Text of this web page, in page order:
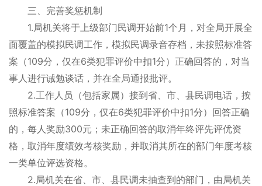
三、完善奖惩机制
1.局机关将于上级部门民调开始前1个月，对全局开展全
面覆盖的模拟民调工作，模拟民调录音存档，未按照标准答
案（109分，仅在6类犯罪评价中扣1分）正确回答的，对当
事人进行诫勉谈话，并在全局通报批评。
2.工作人员（包括家属）接到省、市、县民调电话，按
照标准答案（109分，仅在6类犯罪评价中扣1分）回答正确
的，每人奖励300元；未正确回答的取消年终评先评优资
格，取消年度绩效考核奖励，并取消其所在的部门年度考核
一类单位评选资格。
2.局机关在省、市、县民调未抽查到的部门，由局机关